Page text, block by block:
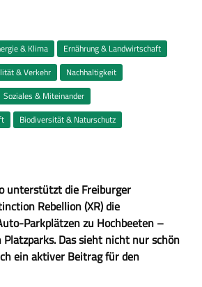
& Klima
Ernährung & Landwirtschaft
& Verkehr
Nachhaltigkeit
Soziales & Miteinander
Biodiversität & Naturschutz
unterstützt die Freiburger
Rebellion (XR) die
Parkplätzen zu Hochbeeten –
Platzparks. Das sieht nicht nur schön
ein aktiver Beitrag für den